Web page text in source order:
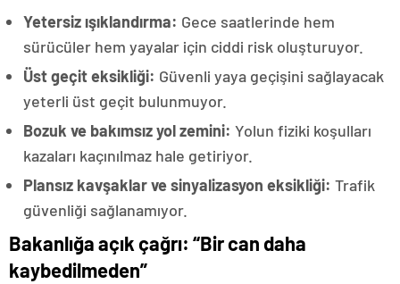
Yetersiz ışıklandırma: Gece saatlerinde hem
sürücüler hem yayalar için ciddi risk oluşturuyor.
Üst geçit eksikliği: Güvenli yaya geçişini sağlayacak
yeterli üst geçit bulunmuyor.
Bozuk ve bakımsız yol zemini: Yolun fiziki koşulları
kazaları kaçınılmaz hale getiriyor.
Plansız kavşaklar ve sinyalizasyon eksikliği: Trafik
güvenliği sağlanamıyor.
Bakanlığa açık çağrı: “Bir can daha
kaybedilmeden”